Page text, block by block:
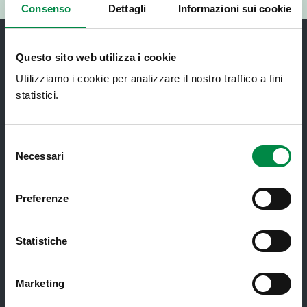
Consenso Dettagli Informazioni sui cookie
Questo sito web utilizza i cookie
Utilizziamo i cookie per analizzare il nostro traffico a fini
statistici.
delNecessari
Preferenze
Statistiche
Marketing
Azienda USL di Imola - Sede legale: Viale Amendola, 2
T. +39 0542 604111 - F. +39 0542 604013 - CF
90000900374 - Partita IVA 00705271203